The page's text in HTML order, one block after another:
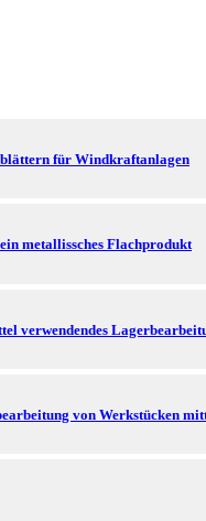
für Windkraftanlagen
metallissches Flachprodukt
von Werkstücken